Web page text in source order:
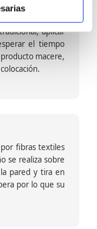
un soporte de
aplicar
el tiempo
macere,
fibras textiles
se realiza sobre
pared y tira en
por lo que su